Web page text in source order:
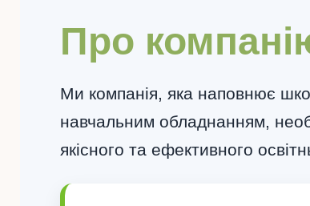
Про
Ми компанія, яка наповнює
навчальним обладнанням,
якісного та ефективного